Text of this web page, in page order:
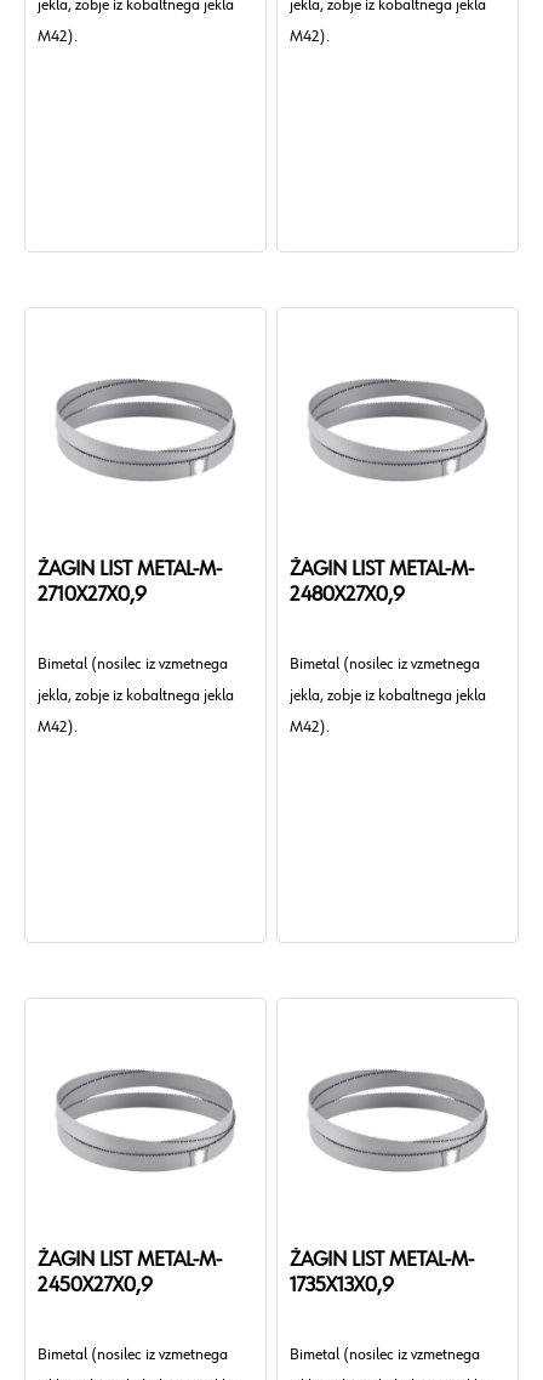
jekla, zobje iz kobaltnega jekla
M42).
jekla, zobje iz kobaltnega jekla
M42).
ŽAGIN LIST METAL-M-
2710X27X0,9
Bimetal (nosilec iz vzmetnega
jekla, zobje iz kobaltnega jekla
M42).
ŽAGIN LIST METAL-M-
2480X27X0,9
Bimetal (nosilec iz vzmetnega
jekla, zobje iz kobaltnega jekla
M42).
ŽAGIN LIST METAL-M-
2450X27X0,9
Bimetal (nosilec iz vzmetnega
ŽAGIN LIST METAL-M-
1735X13X0,9
Bimetal (nosilec iz vzmetnega